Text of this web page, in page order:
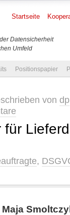
Datensicherheit
Umfeld
Startseite
Positionspapier
von dp
,